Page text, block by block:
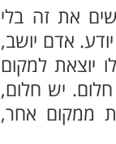
את זה בלי
אדם יושב,
יוצאת למקום
יש חלום,
ממקום אחר,